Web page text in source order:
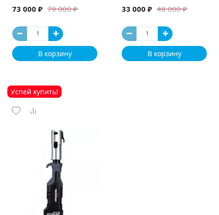
79 000 ₽
73 000 ₽
В корзину
48 000 ₽
33 000 ₽
В корзину
Успей купить!